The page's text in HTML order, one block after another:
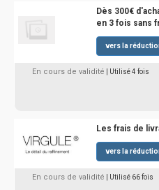
Dès 300€
en 3 fois sans
vers la
En cours de validité | Utilisé 4 fois
Les frais de
vers la
En cours de validité | Utilisé 66 fois